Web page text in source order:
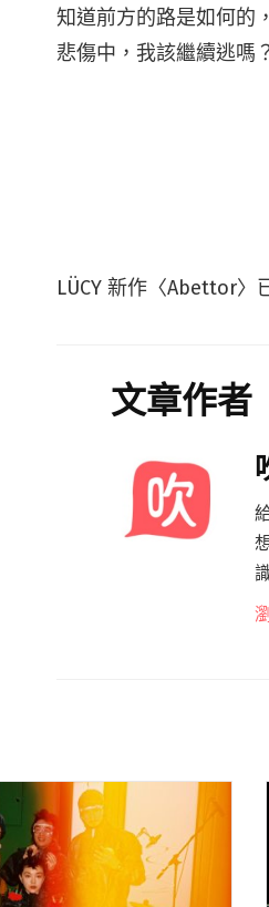
知道前方的路是如何的
悲傷中，我該繼續逃嗎
LÜCY 新作〈Abettor〉
文章作者